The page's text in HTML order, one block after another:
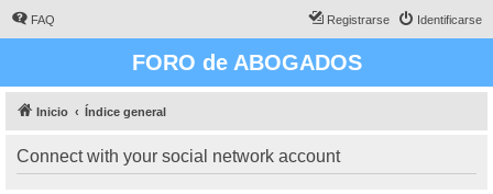
FAQ Identificarse
Registrarse
FORO de ABOGADOS
Inicio Índice general
Connect with your social network account